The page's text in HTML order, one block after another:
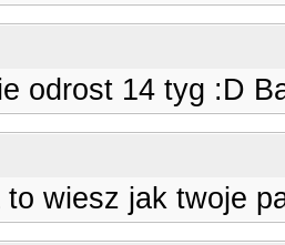
odrost 14 tyg :D
wiesz jak twoje